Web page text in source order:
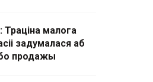
Траціна малога
задумалася аб
продажы